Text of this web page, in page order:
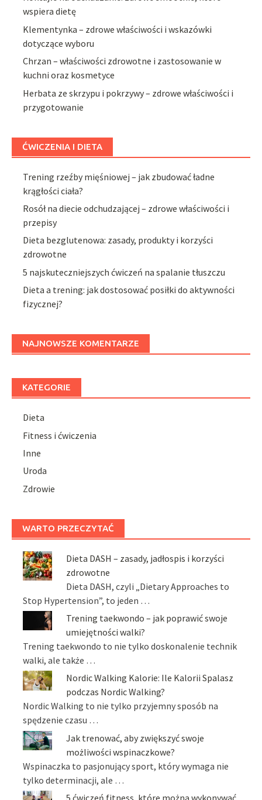
wspiera dietę
Klementynka – zdrowe właściwości i wskazówki
dotyczące wyboru
Chrzan – właściwości zdrowotne i zastosowanie w
kuchni oraz kosmetyce
Herbata ze skrzypu i pokrzywy – zdrowe właściwości i
przygotowanie
ĆWICZENIA I DIETA
Trening rzeźby mięśniowej – jak zbudować ładne
krągłości ciała?
Rosół na diecie odchudzającej – zdrowe właściwości i
przepisy
Dieta bezglutenowa: zasady, produkty i korzyści
zdrowotne
5 najskuteczniejszych ćwiczeń na spalanie tłuszczu
Dieta a trening: jak dostosować posiłki do aktywności
fizycznej?
NAJNOWSZE KOMENTARZE
KATEGORIE
Dieta
Fitness i ćwiczenia
Inne
Uroda
Zdrowie
WARTO PRZECZYTAĆ
Dieta DASH – zasady, jadłospis i korzyści
zdrowotne
Dieta DASH, czyli „Dietary Approaches to
Stop Hypertension”, to jeden …
Trening taekwondo – jak poprawić swoje
umiejętności walki?
Trening taekwondo to nie tylko doskonalenie technik
walki, ale także …
Nordic Walking Kalorie: Ile Kalorii Spalasz
podczas Nordic Walking?
Nordic Walking to nie tylko przyjemny sposób na
spędzenie czasu …
Jak trenować, aby zwiększyć swoje
możliwości wspinaczkowe?
Wspinaczka to pasjonujący sport, który wymaga nie
tylko determinacji, ale …